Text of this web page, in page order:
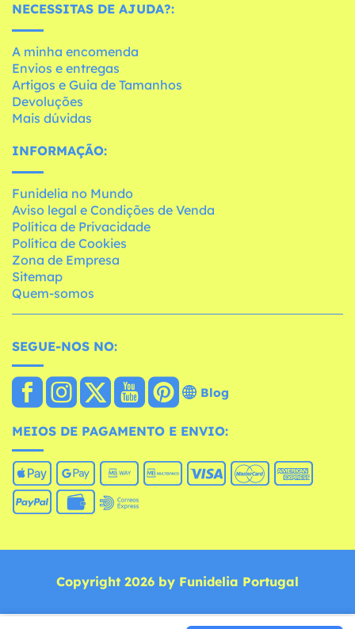
NECESSITAS DE AJUDA?:
A minha encomenda
Envios e entregas
Artigos e Guia de Tamanhos
Devoluções
Mais dúvidas
INFORMAÇÃO:
Funidelia no Mundo
Aviso legal e Condições de Venda
Política de Privacidade
Política de Cookies
Zona de Empresa
Sitemap
Quem-somos
SEGUE-NOS NO:
Blog
MEIOS DE PAGAMENTO E ENVIO:
Copyright 2026 by Funidelia Portugal